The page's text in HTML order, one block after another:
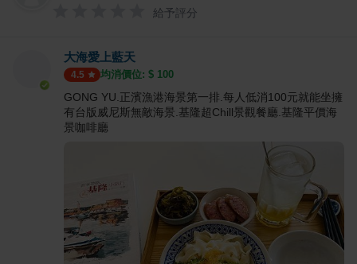
給予評分
大海愛上藍天
4.5 均消價位: $ 100
GONG YU.正濱漁港海景第一排.每人低消100元就能坐擁
有台版威尼斯無敵海景.基隆超Chill景觀餐廳.基隆平價海
景咖啡廳